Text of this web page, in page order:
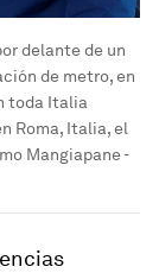
delante de un
de metro, en
toda Italia
Roma, Italia, el
Mangiapane -